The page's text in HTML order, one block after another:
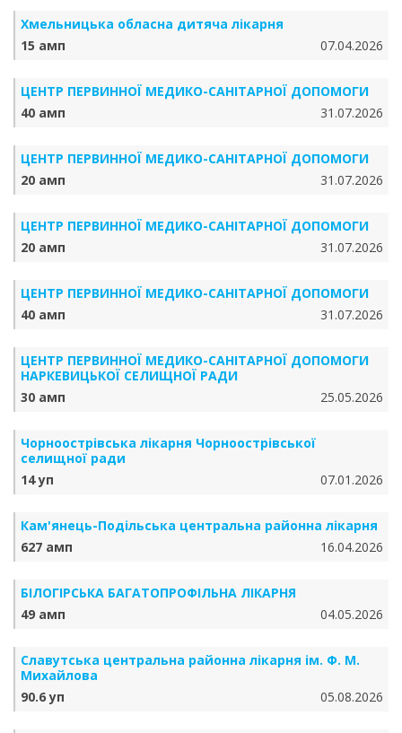
Хмельницька обласна дитяча лікарня
15 амп
07.04.2026
ЦЕНТР ПЕРВИННОЇ МЕДИКО-САНІТАРНОЇ ДОПОМОГИ
40 амп
31.07.2026
ЦЕНТР ПЕРВИННОЇ МЕДИКО-САНІТАРНОЇ ДОПОМОГИ
20 амп
31.07.2026
ЦЕНТР ПЕРВИННОЇ МЕДИКО-САНІТАРНОЇ ДОПОМОГИ
20 амп
31.07.2026
ЦЕНТР ПЕРВИННОЇ МЕДИКО-САНІТАРНОЇ ДОПОМОГИ
40 амп
31.07.2026
ЦЕНТР ПЕРВИННОЇ МЕДИКО-САНІТАРНОЇ ДОПОМОГИ
НАРКЕВИЦЬКОЇ СЕЛИЩНОЇ РАДИ
30 амп
25.05.2026
Чорноострівська лікарня Чорноострівської
селищної ради
14 уп
07.01.2026
Кам'янець-Подільська центральна районна лікарня
627 амп
16.04.2026
БІЛОГІРСЬКА БАГАТОПРОФІЛЬНА ЛІКАРНЯ
49 амп
04.05.2026
Славутська центральна районна лікарня ім. Ф. М.
Михайлова
90.6 уп
05.08.2026